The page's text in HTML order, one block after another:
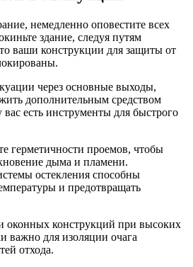
немедленно оповестите всех
здание, следуя путям
ваши конструкции для защиты от
через основные выходы,
дополнительным средством
вас есть инструменты для быстрого
герметичности проемов, чтобы
дыма и пламени.
остекления способны
и предотвращать
оконных конструкций при высоких
важно для изоляции очага
отхода.